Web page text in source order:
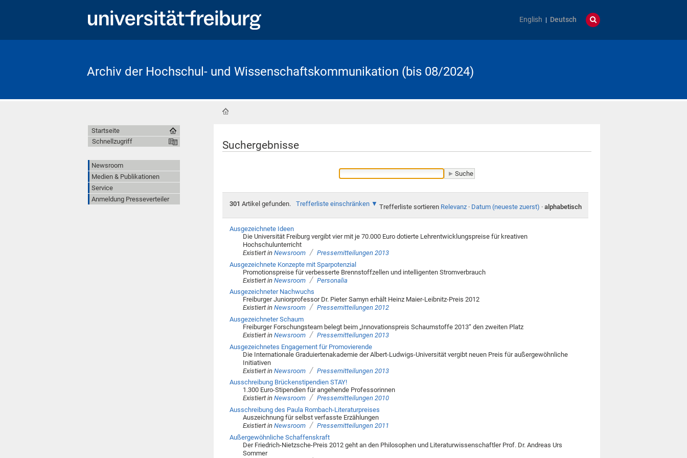
English Deutsch
Archiv der Hochschul- und Wissenschaftskommunikation (bis 08/2024)
Suchergebnisse
301 Artikel gefunden. Trefferliste einschränken Trefferliste sortieren Relevanz · Datum (neueste zuerst) · alphabetisch
Ausgezeichnete Ideen
Die Universität Freiburg vergibt vier mit je 70.000 Euro dotierte Lehrentwicklungspreise für kreativen
Hochschulunterricht
Existiert in Newsroom / Pressemitteilungen 2013
Ausgezeichnete Konzepte mit Sparpotenzial
Promotionspreise für verbesserte Brennstoffzellen und intelligenten Stromverbrauch
Existiert in Newsroom / Personalia
Ausgezeichneter Nachwuchs
Freiburger Juniorprofessor Dr. Pieter Samyn erhält Heinz Maier-Leibnitz-Preis 2012
Existiert in Newsroom / Pressemitteilungen 2012
Ausgezeichneter Schaum
Freiburger Forschungsteam belegt beim „Innovationspreis Schaumstoffe 2013“ den zweiten Platz
Existiert in Newsroom / Pressemitteilungen 2013
Ausgezeichnetes Engagement für Promovierende
Die Internationale Graduiertenakademie der Albert-Ludwigs-Universität vergibt neuen Preis für außergewöhnliche
Initiativen
Existiert in Newsroom / Pressemitteilungen 2013
Ausschreibung Brückenstipendien STAY!
1.300 Euro-Stipendien für angehende Professorinnen
Existiert in Newsroom / Pressemitteilungen 2010
Ausschreibung des Paula Rombach-Literaturpreises
Auszeichnung für selbst verfasste Erzählungen
Existiert in Newsroom / Pressemitteilungen 2011
Außergewöhnliche Schaffenskraft
Der Friedrich-Nietzsche-Preis 2012 geht an den Philosophen und Literaturwissenschaftler Prof. Dr. Andreas Urs
Sommer
Startseite
Schnellzugriff
Newsroom
Medien & Publikationen
Service
Anmeldung Presseverteiler